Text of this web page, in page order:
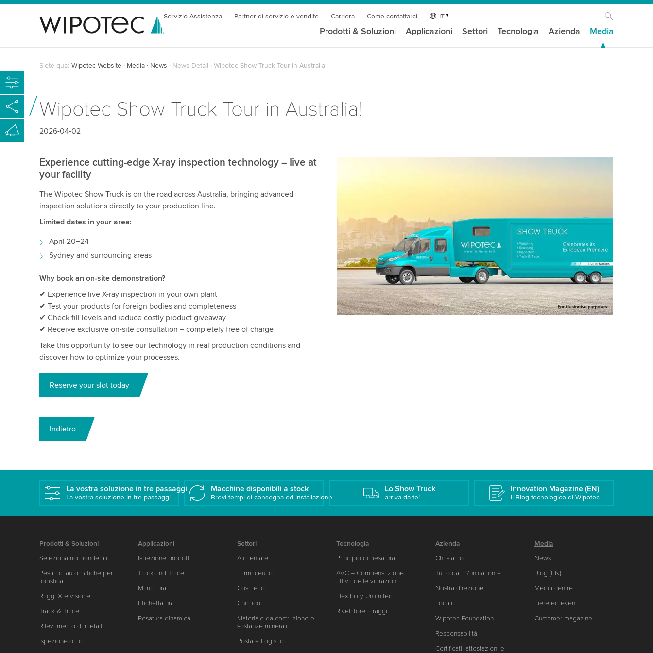
Servizio Assistenza Partner di servizio e vendite Carriera Come contattarci IT
Prodotti & Soluzioni Applicazioni Settori Tecnologia Azienda Media
Siete qua: Wipotec Website Media News News Detail Wipotec Show Truck Tour in Australia!
Wipotec Show Truck Tour in Australia!
2026-04-02
Experience cutting-edge X-ray inspection technology – live at
your facility
The Wipotec Show Truck is on the road across Australia, bringing advanced
inspection solutions directly to your production line.
Limited dates in your area:
April 20–24
Sydney and surrounding areas
Why book an on-site demonstration?
✔ Experience live X-ray inspection in your own plant
✔ Test your products for foreign bodies and completeness
✔ Check fill levels and reduce costly product giveaway
✔ Receive exclusive on-site consultation – completely free of charge
Take this opportunity to see our technology in real production conditions and
discover how to optimize your processes.
Reserve your slot today
Indietro
La vostra soluzione in tre passaggi
La vostra soluzione in tre passaggi
Macchine disponibili a stock
Brevi tempi di consegna ed installazione
Lo Show Truck
arriva da te!
Innovation Magazine (EN)
Il Blog tecnologico di Wipotec
Prodotti & Soluzioni
Selezionatrici ponderali
Pesatrici automatiche per
logistica
Raggi X e visione
Track & Trace
Rilevamento di metalli
Ispezione ottica
Applicazioni
Ispezione prodotti
Track and Trace
Marcatura
Etichettatura
Pesatura dinamica
Settori
Alimentare
Farmaceutica
Cosmetica
Chimico
Materiale da costruzione e
sostanze minerali
Posta e Logistica
Tecnologia
Principio di pesatura
AVC – Compensazione
attiva delle vibrazioni
Flexibility Unlimited
Rivelatore a raggi
Azienda
Chi siamo
Tutto da un’unica fonte
Nostra direzione
Località
Wipotec Foundation
Responsabilità
Certificati, attestazioni e
Media
News
Blog (EN)
Media centre
Fiere ed eventi
Customer magazine